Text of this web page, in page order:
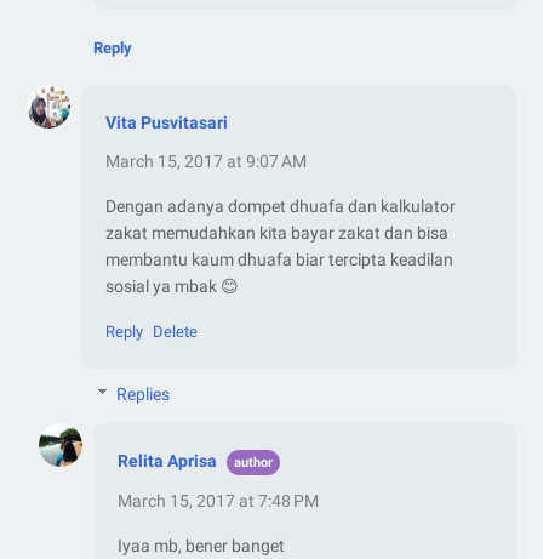
Reply
Vita Pusvitasari
March 15, 2017 at 9:07 AM
Dengan adanya dompet dhuafa dan kalkulator
zakat memudahkan kita bayar zakat dan bisa
membantu kaum dhuafa biar tercipta keadilan
sosial ya mbak 😊
Reply Delete
Replies
Relita Aprisa
March 15, 2017 at 7:48 PM
Iyaa mb, bener banget